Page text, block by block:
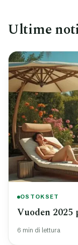
Ultime
OSTOKSET
Vuoden
6 min di lettura